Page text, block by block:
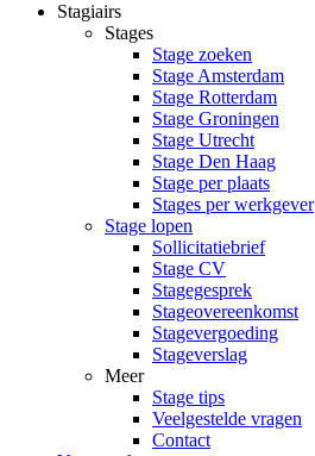
Stagiairs
Stages
Stage zoeken
Stage Amsterdam
Stage Rotterdam
Stage Groningen
Stage Utrecht
Stage Den Haag
Stage per plaats
Stages per werkgever
Stage lopen
Sollicitatiebrief
Stage CV
Stagegesprek
Stageovereenkomst
Stagevergoeding
Stageverslag
Meer
Stage tips
Veelgestelde vragen
Contact